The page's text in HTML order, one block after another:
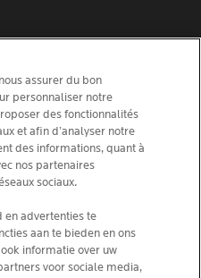
CAI
assurer du bon
personnaliser notre
des fonctionnalités
et afin d’analyser notre
des informations, quant à
nos partenaires
sociaux.
en advertenties te
aan te bieden en ons
informatie over uw
voor sociale media,